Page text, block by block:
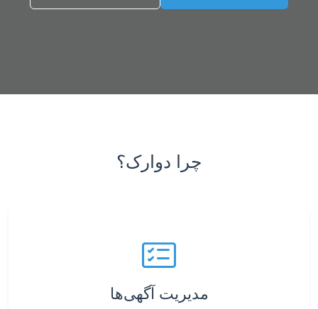
چرا دوارک؟
مدیریت آگهی‌ها